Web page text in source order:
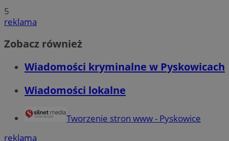
5
reklama
Zobacz również
Wiadomości kryminalne w Pyskowicach
Wiadomości lokalne
Tworzenie stron www - Pyskowice
reklama